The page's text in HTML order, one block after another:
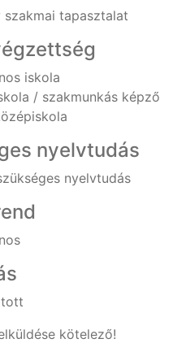
szakmai tapasztalat
iskola
/ szakmunkás képző
nyelvtudás
nyelvtudás
kötelező!